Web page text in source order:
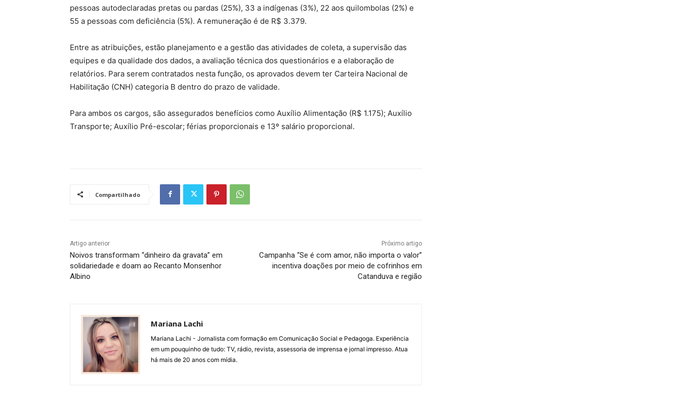
pessoas autodeclaradas pretas ou pardas (25%), 33 a indígenas (3%), 22 aos quilombolas (2%) e
55 a pessoas com deficiência (5%). A remuneração é de R$ 3.379.
Entre as atribuições, estão planejamento e a gestão das atividades de coleta, a supervisão das
equipes e da qualidade dos dados, a avaliação técnica dos questionários e a elaboração de
relatórios. Para serem contratados nesta função, os aprovados devem ter Carteira Nacional de
Habilitação (CNH) categoria B dentro do prazo de validade.
Para ambos os cargos, são assegurados benefícios como Auxílio Alimentação (R$ 1.175); Auxílio
Transporte; Auxílio Pré-escolar; férias proporcionais e 13º salário proporcional.
Compartilhado
Artigo anterior
Noivos transformam “dinheiro da gravata” em
solidariedade e doam ao Recanto Monsenhor
Albino
Próximo artigo
Campanha “Se é com amor, não importa o valor”
incentiva doações por meio de cofrinhos em
Catanduva e região
Mariana Lachi
Mariana Lachi - Jornalista com formação em Comunicação Social e Pedagoga. Experiência
em um pouquinho de tudo: TV, rádio, revista, assessoria de imprensa e jornal impresso. Atua
há mais de 20 anos com mídia.